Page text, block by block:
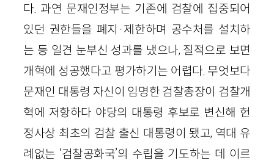
다. 과연 문재인정부는 기존에 검찰에 집중되어
있던 권한들을 폐지·제한하며 공수처를 설치하
는 등 일견 눈부신 성과를 냈으나, 질적으로 보면
개혁에 성공했다고 평가하기는 어렵다. 무엇보다
문재인 대통령 자신이 임명한 검찰총장이 검찰개
혁에 저항하다 야당의 대통령 후보로 변신해 헌
정사상 최초의 검찰 출신 대통령이 됐고, 역대 유
례없는 ‘검찰공화국’의 수립을 기도하는 데 이르